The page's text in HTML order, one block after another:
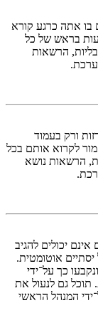
בו אתה כרגע קורא
בראש של כל
הרשאות
ורק בעמוד
לקרוא אותם בכל
הרשאות נושא
יכולים להגיב
אוטומטית.
כך על־ידי
גם לנעול את
המנהל הראשי